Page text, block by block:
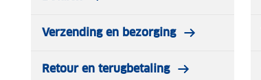
Verzending en bezorging
Retour en terugbetaling